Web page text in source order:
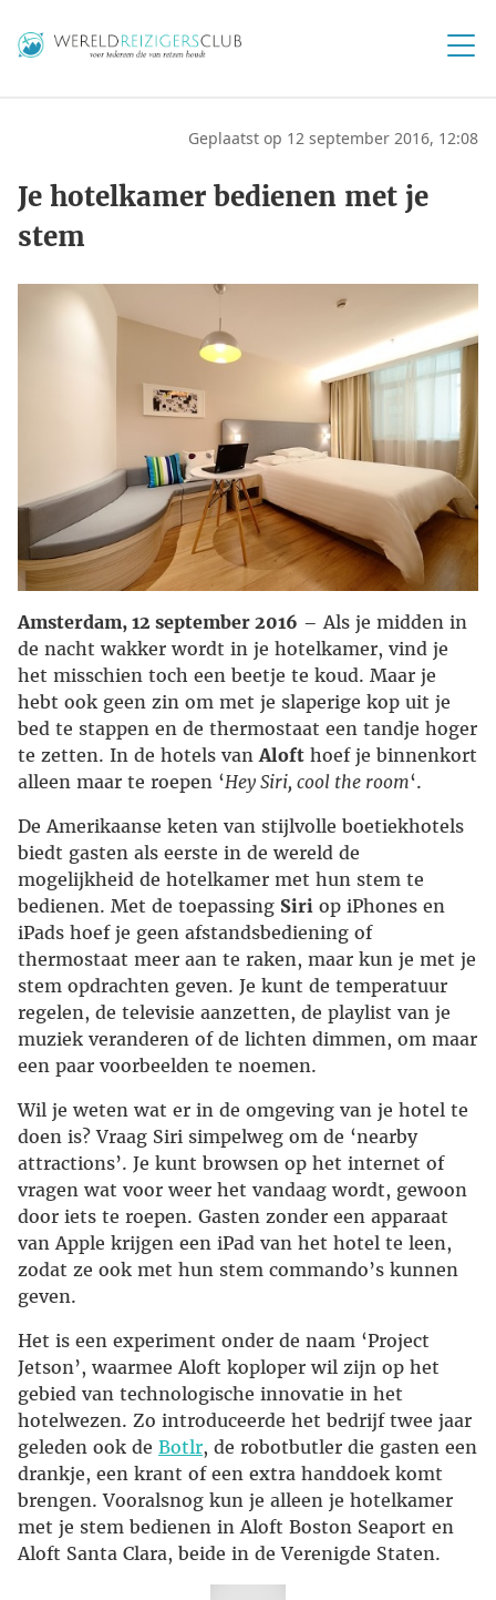
Geplaatst op 12 september 2016, 12:08
Je hotelkamer bedienen met je
stem
Amsterdam, 12 september 2016 – Als je midden in
de nacht wakker wordt in je hotelkamer, vind je
het misschien toch een beetje te koud. Maar je
hebt ook geen zin om met je slaperige kop uit je
bed te stappen en de thermostaat een tandje hoger
te zetten. In de hotels vanAloft hoef je binnenkort
alleen maar te roepen ‘Hey Siri, cool the room‘.
De Amerikaanse keten van stijlvolle boetiekhotels
biedt gasten als eerste in de wereld de
mogelijkheid de hotelkamer met hun stem te
bedienen. Met de toepassing Siri op iPhones en
iPads hoef je geen afstandsbediening of
thermostaat meer aan te raken, maar kun je met je
stem opdrachten geven. Je kunt de temperatuur
regelen, de televisie aanzetten, de playlist van je
muziek veranderen of de lichten dimmen, om maar
een paar voorbeelden te noemen.
Wil je weten wat er in de omgeving van je hotel te
doen is? Vraag Siri simpelweg om de ‘nearby
attractions’. Je kunt browsen op het internet of
vragen wat voor weer het vandaag wordt, gewoon
door iets te roepen. Gasten zonder een apparaat
van Apple krijgen een iPad van het hotel te leen,
zodat ze ook met hun stem commando’s kunnen
geven.
Het is een experiment onder de naam ‘Project
Jetson’, waarmee Aloft koploper wil zijn op het
gebied van technologische innovatie in het
hotelwezen. Zo introduceerde het bedrijf twee jaar
geleden ook de Botlr, de robotbutler die gasten een
drankje, een krant of een extra handdoek komt
brengen. Vooralsnog kun je alleen je hotelkamer
met je stem bedienen in Aloft Boston Seaport en
Aloft Santa Clara, beide in de Verenigde Staten.